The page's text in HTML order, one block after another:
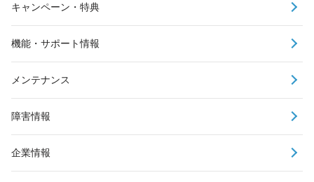
キャンペーン・特典
機能・サポート情報
メンテナンス
障害情報
企業情報